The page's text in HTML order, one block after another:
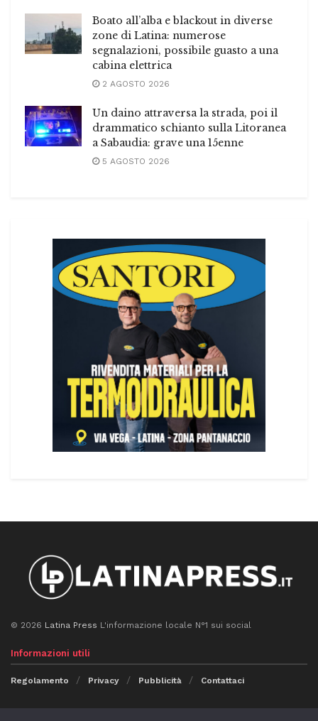
Boato all’alba e blackout in diverse
zone di Latina: numerose
segnalazioni, possibile guasto a una
cabina elettrica
2 AGOSTO 2026
Un daino attraversa la strada, poi il
drammatico schianto sulla Litoranea
a Sabaudia: grave una 15enne
5 AGOSTO 2026
© 2026 Latina Press L'informazione locale N°1 sui social
Informazioni utili
Regolamento Privacy Pubblicità Contattaci